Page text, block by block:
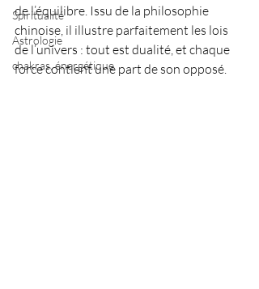
Spiritualité
Astrologie
chakras, énergétique
de l’équilibre. Issu de la philosophie
chinoise, il illustre parfaitement les lois
de l’univers : tout est dualité, et chaque
force contient une part de son opposé.